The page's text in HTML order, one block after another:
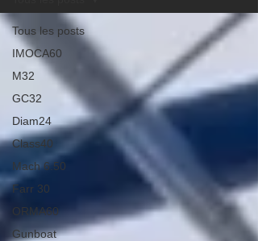
Tous les posts
IMOCA60
M32
GC32
Diam24
Class40
Mach 6.50
Farr 30
ORMA60
Gunboat